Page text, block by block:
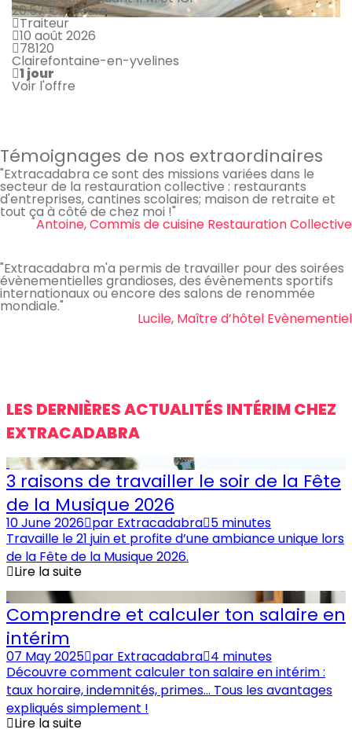
20.57 € / heure
Traiteur
10 août 2026
78120
Clairefontaine-en-yvelines
1 jour
Voir l'offre
Témoignages de nos extraordinaires
"Extracadabra ce sont des missions variées dans le
secteur de la restauration collective : restaurants
d'entreprises, cantines scolaires; maison de retraite et
tout ça à côté de chez moi !"
Antoine, Commis de cuisine Restauration Collective
"Extracadabra m'a permis de travailler pour des soirées
évènementielles grandioses, des évènements sportifs
internationaux ou encore des salons de renommée
mondiale."
Lucile, Maître d’hôtel Evènementiel
LES DERNIÈRES ACTUALITÉS INTÉRIM CHEZ
EXTRACADABRA
3 raisons de travailler le soir de la Fête
de la Musique 2026
10 June 2026 par Extracadabra 5 minutes
Travaille le 21 juin et profite d’une ambiance unique lors
de la Fête de la Musique 2026.
Lire la suite
Comprendre et calculer ton salaire en
intérim
07 May 2025 par Extracadabra 4 minutes
Découvre comment calculer ton salaire en intérim :
taux horaire, indemnités, primes… Tous les avantages
expliqués simplement !
Lire la suite